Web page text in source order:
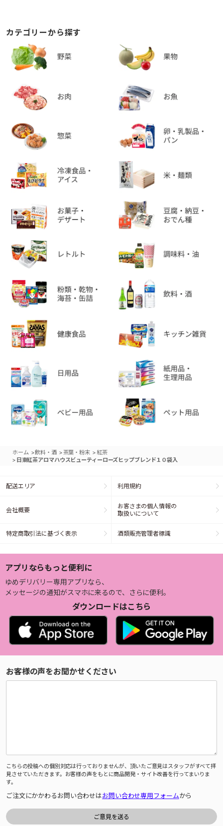
カテゴリーから探す
ホーム >飲料・酒 >茶葉・粉末 > 紅茶
> 日東紅茶アロマハウスビューティーローズヒップブレンド１０袋入
配送エリア 利用規約
会社概要
お客さまの個人情報の
取扱いについて
特定商取引法に基づく表示 酒類販売管理者標識
アプリならもっと便利に
ゆめデリバリー専用アプリなら、
メッセージの通知がスマホに来るので、さらに便利。
ダウンロードはこちら
お客様の声をお聞かせください
こちらの投稿への個別対応は行っておりませんが、頂いたご意見はスタッフがすべて拝
見させていただきます。お客様の声をもとに商品開発・サイト改善を行ってまいりま
す。
ご注文にかかわるお問い合わせはお問い合わせ専用フォームから